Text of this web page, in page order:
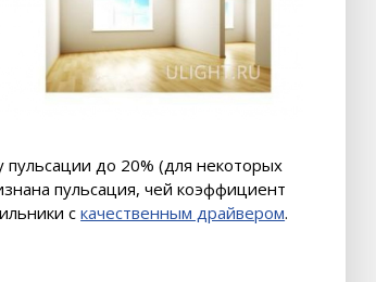
до 20% (для некоторых
пульсация, чей коэффициент
скачественным драйвером.